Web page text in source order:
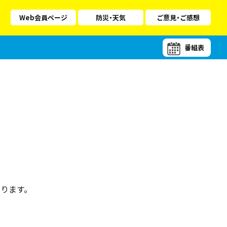
Web会員ページ 防災・天気 ご意見・ご感想
番組表
ます。